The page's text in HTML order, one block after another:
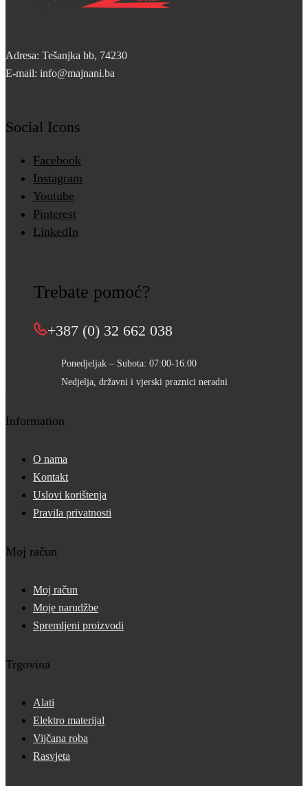
Adresa: Tešanjka bb, 74230
E-mail: info@majnani.ba
Social Icons
Facebook
Instagram
Youtube
Pinterest
LinkedIn
Trebate pomoć?
+387 (0) 32 662 038
Ponedjeljak – Subota: 07:00-16:00
Nedjelja, državni i vjerski praznici neradni
Information
O nama
Kontakt
Uslovi korištenja
Pravila privatnosti
Moj račun
Moj račun
Moje narudžbe
Spremljeni proizvodi
Trgovina
Alati
Elektro materijal
Vijčana roba
Rasvjeta